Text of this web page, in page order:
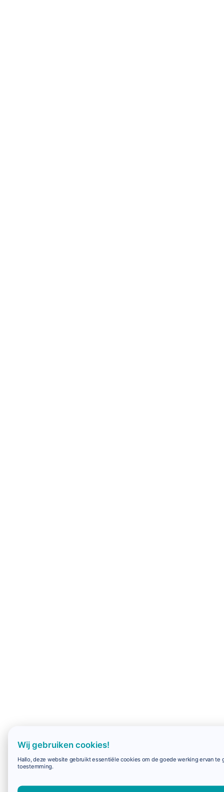
Wij gebruiken cookies!
Hallo, deze website gebruikt essentiële cookies om de goede werking ervan
toestemming.